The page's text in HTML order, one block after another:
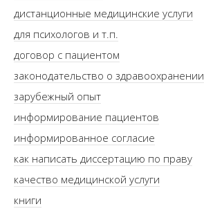
дистанционные медицинские услуги
для психологов и т.п.
договор с пациентом
законодательство о здравоохранении
зарубежный опыт
информирование пациентов
информированное согласие
как написать диссертацию по праву
качество медицинской услуги
книги